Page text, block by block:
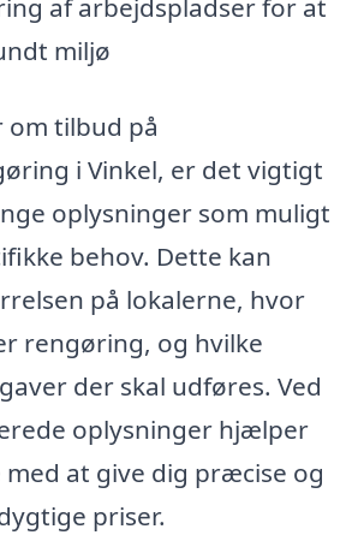
af arbejdspladser for at
miljø
om tilbud på
i Vinkel, er det vigtigt
oplysninger som muligt
behov. Dette kan
på lokalerne, hvor
rengøring, og hvilke
der skal udføres. Ved
oplysninger hjælper
at give dig præcise og
priser.